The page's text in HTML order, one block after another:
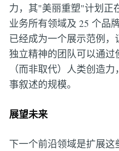
力，其"美丽重塑"计划正
业务所有领域及 25 个品
已经成为一个展示范例
独立精神的团队可以通过
（而非取代）人类创造
事叙述的规模。
展望未来
下一个前沿领域是扩展